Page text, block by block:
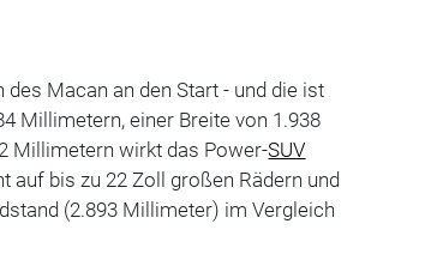
Macan an den Start - und die ist
Millimetern, einer Breite von 1.938
Millimetern wirkt das Power-SUV
auf bis zu 22 Zoll großen Rädern und
(2.893 Millimeter) im Vergleich